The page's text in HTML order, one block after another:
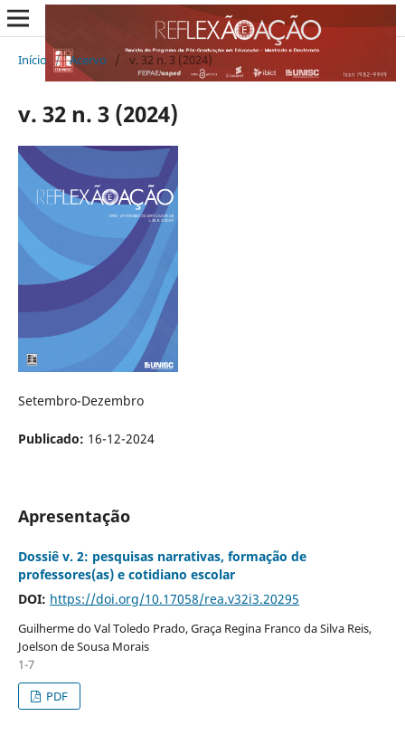
Início / Acervo / v. 32 n. 3 (2024)
v. 32 n. 3 (2024)
Setembro-Dezembro
Publicado: 16-12-2024
Apresentação
Dossiê v. 2: pesquisas narrativas, formação de
professores(as) e cotidiano escolar
DOI: https://doi.org/10.17058/rea.v32i3.20295
Guilherme do Val Toledo Prado, Graça Regina Franco da Silva Reis,
Joelson de Sousa Morais
1-7
PDF